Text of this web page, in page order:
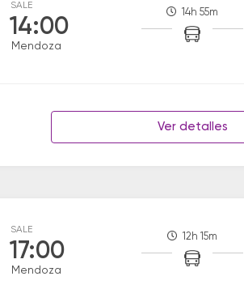
SALE
14:00
Mendoza
14h 55m
Ver detalles
SALE
17:00
Mendoza
12h 15m